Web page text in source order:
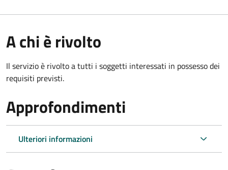
A chi è rivolto
Il servizio è rivolto a tutti i soggetti interessati in possesso dei
requisiti previsti.
Approfondimenti
Ulteriori informazioni